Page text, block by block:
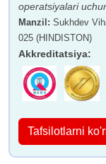
operatsiyalari
Manzil : Sukhdev
025 (HINDISTON)
Akkreditatsiya:
Tafsilotlarni